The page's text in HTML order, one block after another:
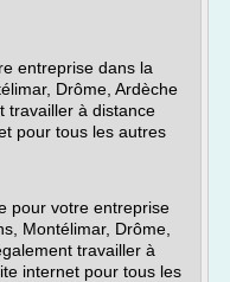
entreprise dans la
Drôme, Ardèche
travailler à distance
pour tous les autres
pour votre entreprise
Montélimar, Drôme,
travailler à
internet pour tous les